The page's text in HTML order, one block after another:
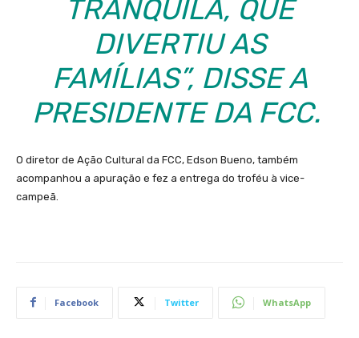
TRANQUILA, QUE
DIVERTIU AS
FAMÍLIAS”, DISSE A
PRESIDENTE DA FCC.
O diretor de Ação Cultural da FCC, Edson Bueno, também
acompanhou a apuração e fez a entrega do troféu à vice-
campeã.
Facebook Twitter WhatsApp